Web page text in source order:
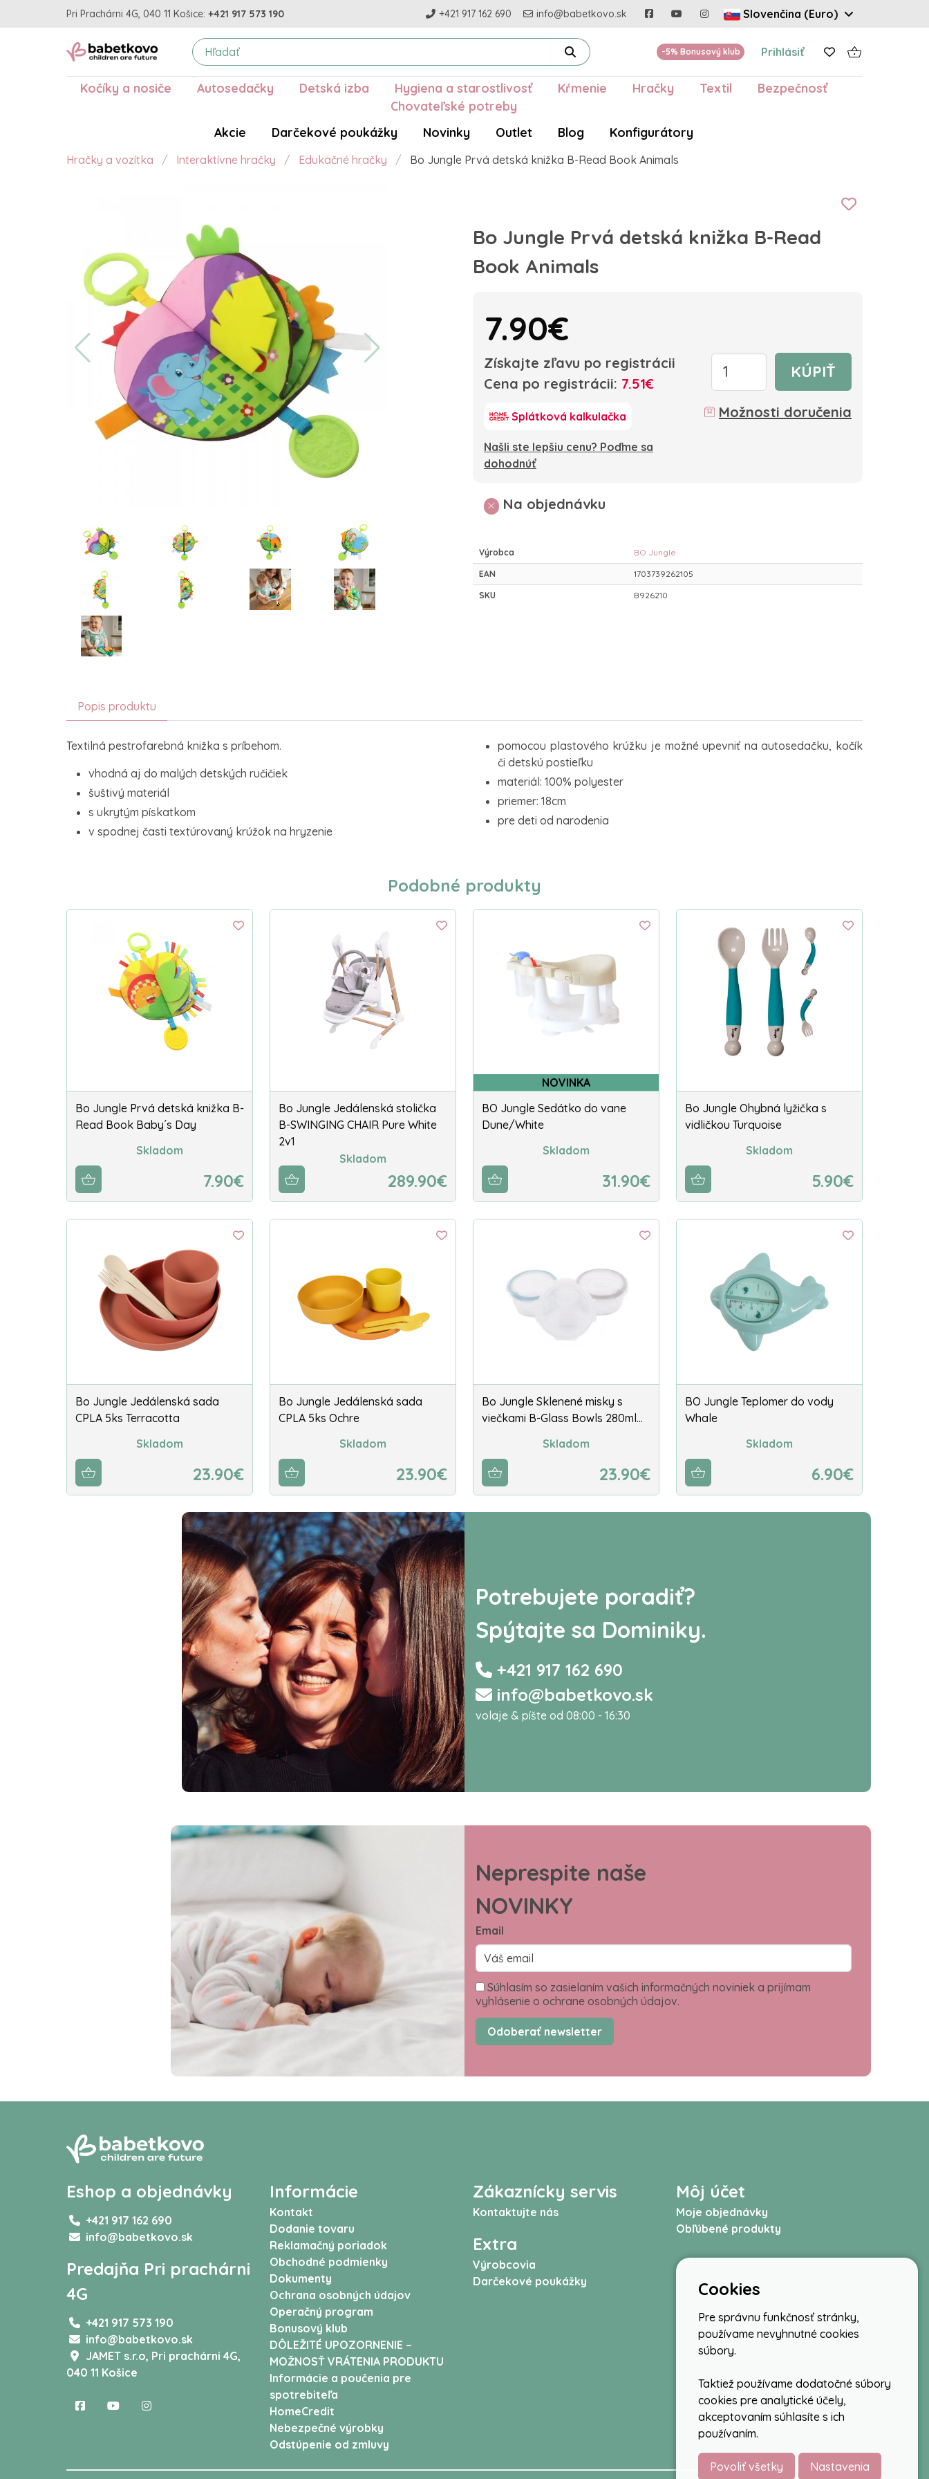
Pri Prachárni 4G, 040 11 Košice: +421 917 573 190 +421 917 162 690 info@babetkovo.sk Slovenčina (Euro)
-5% Bonusový klub Prihlásiť
Kočíky a nosiče Autosedačky Detská izba Hygiena a starostlivosť Kŕmenie Hračky Textil
Bezpečnosť
Chovateľské potreby
Akcie
Darčekové poukážky Novinky Outlet Blog Konfigurátory
Hračky a vozítka Interaktívne hračky Edukačné hračky Bo Jungle Prvá detská knižka B-Read Book Animals
Bo Jungle Prvá detská knižka B-Read
Book Animals
7.90€
Získajte zľavu po registrácii
Cena po registrácii: 7.51€
Splátková kalkulačka
Našli ste lepšiu cenu? Poďme sa
dohodnúť
KÚPIŤ
Možnosti doručenia
Na objednávku
Výrobca BO Jungle
EAN 1703739262105
SKU B926210
Popis produktu
Textilná pestrofarebná knižka s príbehom.
vhodná aj do malých detských ručičiek
šuštivý materiál
s ukrytým pískatkom
v spodnej časti textúrovaný krúžok na hryzenie
pomocou plastového krúžku je možné upevniť na autosedačku, kočík
či detskú postieľku
materiál: 100% polyester
priemer: 18cm
pre deti od narodenia
Podobné produkty
Bo Jungle Prvá detská knižka B-
Read Book Baby´s Day
Skladom
7.90€
Bo Jungle Jedálenská stolička
B-SWINGING CHAIR Pure White
2v1
Skladom
289.90€
NOVINKA
BO Jungle Sedátko do vane
Dune/White
Skladom
31.90€
Bo Jungle Ohybná lyžička s
vidličkou Turquoise
Skladom
5.90€
Bo Jungle Jedálenská sada
CPLA 5ks Terracotta
Skladom
23.90€
Bo Jungle Jedálenská sada
CPLA 5ks Ochre
Skladom
23.90€
Bo Jungle Sklenené misky s
viečkami B-Glass Bowls 280ml…
Skladom
23.90€
BO Jungle Teplomer do vody
Whale
Skladom
6.90€
Potrebujete poradiť?
Spýtajte sa Dominiky.
+421 917 162 690
info@babetkovo.sk
volaje & píšte od 08:00 - 16:30
Neprespite naše
NOVINKY
Email
Súhlasím so zasielaním vašich informačných noviniek a prijímam
vyhlásenie o ochrane osobných údajov.
Odoberať newsletter
Eshop a objednávky
+421 917 162 690
info@babetkovo.sk
Predajňa Pri prachárni
4G
+421 917 573 190
info@babetkovo.sk
JAMET s.r.o, Pri prachárni 4G,
040 11 Košice
Informácie
Kontakt
Dodanie tovaru
Reklamačný poriadok
Obchodné podmienky
Dokumenty
Ochrana osobných údajov
Operačný program
Bonusový klub
DÔLEŽITÉ UPOZORNENIE –
MOŽNOSŤ VRÁTENIA PRODUKTU
Informácie a poučenia pre
spotrebiteľa
HomeCredit
Nebezpečné výrobky
Odstúpenie od zmluvy
Zákaznícky servis
Kontaktujte nás
Extra
Výrobcovia
Darčekové poukážky
Môj účet
Moje objednávky
Obľúbené produkty
Cookies
Pre správnu funkčnosť stránky,
používame nevyhnutné cookies
súbory.
Taktiež používame dodatočné súbory
cookies pre analytické účely,
akceptovaním súhlasíte s ich
používaním.
Povoliť všetky Nastavenia